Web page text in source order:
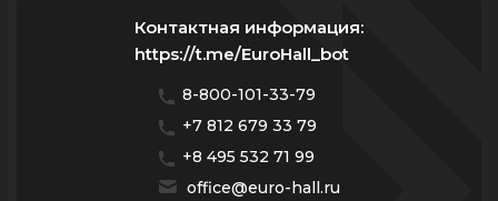
Контактная информация:
https://t.me/EuroHall_bot
8-800-101-33-79
+7 812 679 33 79
+8 495 532 71 99
office@euro-hall.ru